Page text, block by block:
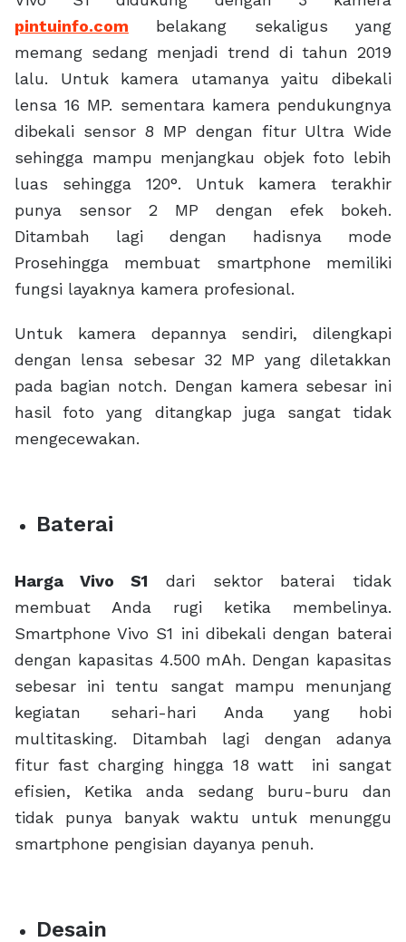
pintuinfo.com belakang sekaligus yang
memang sedang menjadi trend di tahun 2019
lalu. Untuk kamera utamanya yaitu dibekali
lensa 16 MP. sementara kamera pendukungnya
dibekali sensor 8 MP dengan fitur Ultra Wide
sehingga mampu menjangkau objek foto lebih
luas sehingga 120°. Untuk kamera terakhir
punya sensor 2 MP dengan efek bokeh.
Ditambah lagi dengan hadisnya mode
Prosehingga membuat smartphone memiliki
fungsi layaknya kamera profesional.
Untuk kamera depannya sendiri, dilengkapi
dengan lensa sebesar 32 MP yang diletakkan
pada bagian notch. Dengan kamera sebesar ini
hasil foto yang ditangkap juga sangat tidak
mengecewakan.
Baterai
Harga Vivo S1 dari sektor baterai tidak
membuat Anda rugi ketika membelinya.
Smartphone Vivo S1 ini dibekali dengan baterai
dengan kapasitas 4.500 mAh. Dengan kapasitas
sebesar ini tentu sangat mampu menunjang
kegiatan sehari-hari Anda yang hobi
multitasking. Ditambah lagi dengan adanya
fitur fast charging hingga 18 watt ini sangat
efisien, Ketika anda sedang buru-buru dan
tidak punya banyak waktu untuk menunggu
smartphone pengisian dayanya penuh.
Desain